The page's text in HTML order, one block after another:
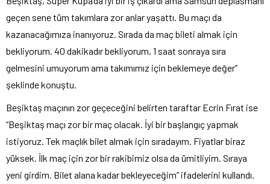
geçen sene tüm takımlara zor anlar yaşattı. Bu maçı da
kazanacağımıza inanıyoruz. Sırada da maç bileti almak için
bekliyorum. 40 dakikadır bekliyorum, 1 saat sonraya sıra
gelmesini umuyorum ama takımımız için beklemeye değer”
şeklinde konuştu.
Beşiktaş maçının zor geçeceğini belirten taraftar Ecrin Fırat ise
“Beşiktaş maçı zor bir maç olacak. İyi bir başlangıç yapmak
istiyoruz. Tek maçlık bilet almak için sıradayım. Fiyatlar biraz
yüksek. İlk maç için zor bir rakibimiz olsa da ümitliyim. Sıraya
yeni girdim. Bilet alana kadar bekleyeceğim” ifadelerini kullandı.